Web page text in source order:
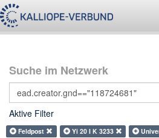
Suche im Netzwerk
Aktive Filter
Feldpost Yi 20 I K 3233